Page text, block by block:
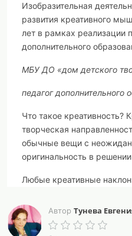
Изобразительная
развития креативного
лет в рамках реализации
дополнительного
МБУ ДО «дом детского
педагог дополнительного
Что такое креативность?
творческая
обычные вещи с
оригинальность в
Любые креативные
которые будут
созданию нового.
возраст для развития
Автор Тунева